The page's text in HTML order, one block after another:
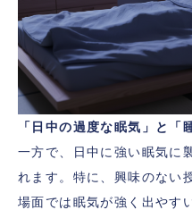
「日中の過度な眠気」と「
一方で、日中に強い眠気に
れます。特に、興味のない
場面では眠気が強く出やす